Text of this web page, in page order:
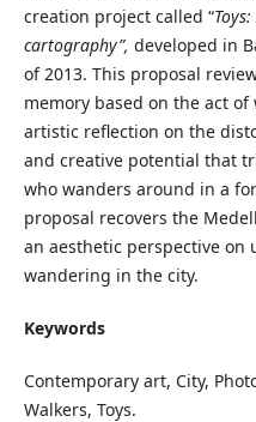
creation project called “
cartography”, developed in
of 2013. This proposal
memory based on the act
artistic reflection on the
and creative potential that
who wanders around in a
proposal recovers the
an aesthetic perspective on
wandering in the city.
Keywords
Contemporary art, City,
Walkers, Toys.